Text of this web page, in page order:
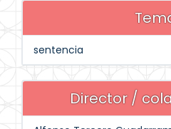
sentencia
Director /